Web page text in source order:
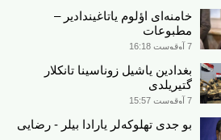
خامنه‌ای اؤلوم یاتاغیندادیر –
مطبوعات
7 آوقوست 16:18
بغدادین یاشیل زوناسینا تانکلار
گتیریلدی
7 آوقوست 15:57
بو جدی تهلوکه‌لر یارادا بیلر - رضایی